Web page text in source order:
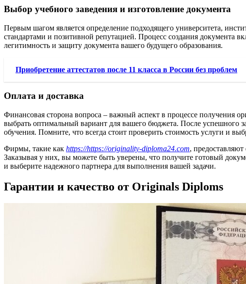
Выбор учебного заведения и изготовление документа
Первым шагом является определение подходящего университета,
стандартами и позитивной репутацией. Процесс создания документа
легитимность и защиту документа вашего будущего образования.
Приобретение аттестатов после 11 класса в России без проблем
Оплата и доставка
Финансовая сторона вопроса – важный аспект в процессе получения
выбрать оптимальный вариант для вашего бюджета. После успешного
обучения. Помните, что всегда стоит проверить стоимость услуги и
Фирмы, такие как https://https://originality-diploma24.com,
Заказывая у них, вы можете быть уверены, что получите готовый
и выберите надежного партнера для выполнения вашей задачи.
Гарантии и качество от Originals Diploms